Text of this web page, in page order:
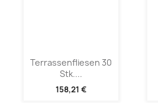
Terrassenfliesen 30
Stk....
158,21 €